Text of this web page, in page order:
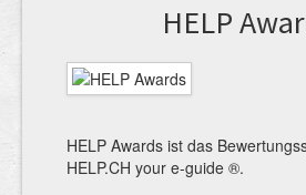
HELP
HELP Awards ist das
HELP.CH your e-guide ®.